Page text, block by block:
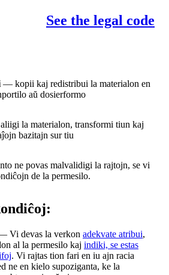
See the legal code
— kopii kaj redistribui la materialon en
aŭ dosierformo
la materialon, transformi tiun kaj
bazitajn sur tiu
ne povas malvalidigi la rajtojn, se vi
de la permesilo.
Vi devas la verkon adekvate atribui,
al la permesilo kaj indiki, se estas
. Vi rajtas tion fari en iu ajn racia
ne en kielo supoziganta, ke la